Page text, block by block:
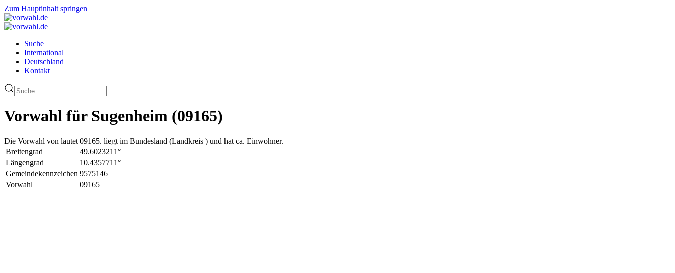
Zum Hauptinhalt springen
Suche
International
Deutschland
Kontakt
Vorwahl für Sugenheim (09165)
Die Vorwahl von lautet 09165. liegt im Bundesland (Landkreis ) und hat ca. Einwohner.
Breitengrad
49.6023211°
Längengrad
10.4357711°
Gemeindekennzeichen 9575146
Vorwahl
09165